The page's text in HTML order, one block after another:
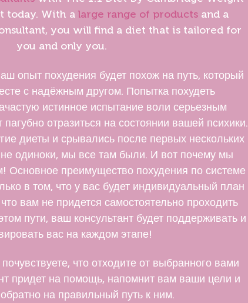
today. With a large range of productsand a
you will find a diet that is tailored for
you and only you.
опыт похудения будет похож на путь, который
с надёжным другом. Попытка похудеть
истинное испытание воли серьезным
отразиться на состоянии вашей психики.
диеты и срывались после первых нескольких
одиноки, мы все там были. И вот почему мы
Основное преимущество похудения по системе
в том, что у вас будет индивидуальный план
вам не придется самостоятельно проходить
пути, ваш консультант будет поддерживать и
вас на каждом этапе!
что отходите от выбранного вами
придет на помощь, напомнит вам ваши цели и
на правильный путь к ним.